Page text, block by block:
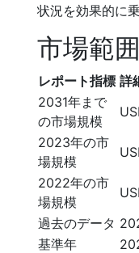
状況を効果的に
市場範囲
レポート指標 詳
2031年まで
の市場規模
2023年の市
場規模
2022年の市
場規模
過去のデータ
基準年